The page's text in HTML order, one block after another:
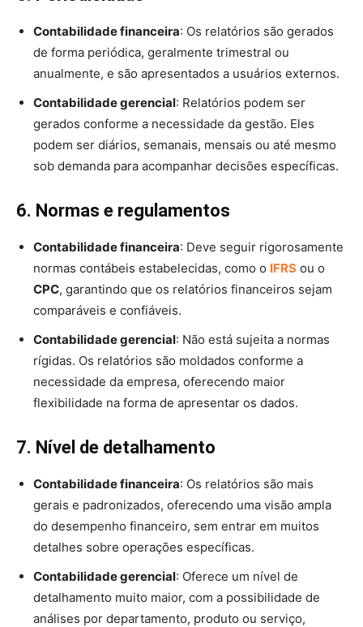
Contabilidade financeira: Os relatórios são gerados
de forma periódica, geralmente trimestral ou
anualmente, e são apresentados a usuários externos.
Contabilidade gerencial: Relatórios podem ser
gerados conforme a necessidade da gestão. Eles
podem ser diários, semanais, mensais ou até mesmo
sob demanda para acompanhar decisões específicas.
6. Normas e regulamentos
Contabilidade financeira: Deve seguir rigorosamente
normas contábeis estabelecidas, como o IFRS ou o
CPC, garantindo que os relatórios financeiros sejam
comparáveis e confiáveis.
Contabilidade gerencial: Não está sujeita a normas
rígidas. Os relatórios são moldados conforme a
necessidade da empresa, oferecendo maior
flexibilidade na forma de apresentar os dados.
7. Nível de detalhamento
Contabilidade financeira: Os relatórios são mais
gerais e padronizados, oferecendo uma visão ampla
do desempenho financeiro, sem entrar em muitos
detalhes sobre operações específicas.
Contabilidade gerencial: Oferece um nível de
detalhamento muito maior, com a possibilidade de
análises por departamento, produto ou serviço,